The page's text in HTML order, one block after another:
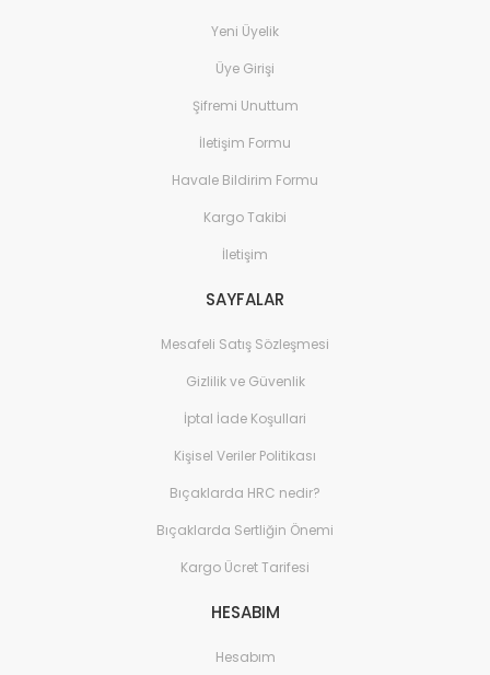
Yeni Üyelik
Üye Girişi
Şifremi Unuttum
İletişim Formu
Havale Bildirim Formu
Kargo Takibi
İletişim
SAYFALAR
Mesafeli Satış Sözleşmesi
Gizlilik ve Güvenlik
İptal İade Koşullari
Kişisel Veriler Politikası
Bıçaklarda HRC nedir?
Bıçaklarda Sertliğin Önemi
Kargo Ücret Tarifesi
HESABIM
Hesabım